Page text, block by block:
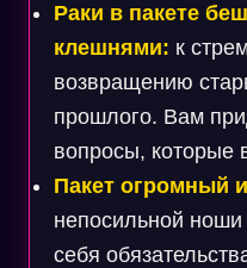
Раки в пакете
клешнями: к
возвращению
прошлого. Вам
вопросы, которые
Пакет огромный
непосильной
себя